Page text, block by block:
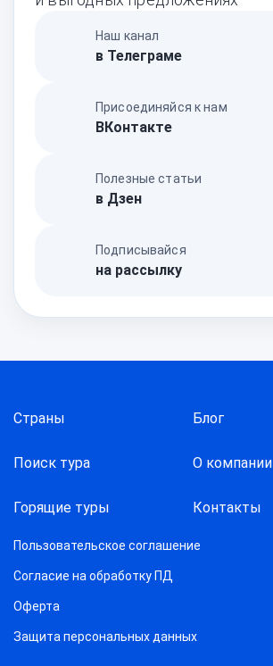
Наш канал
в Телеграме
Присоединяйся к нам
ВКонтакте
Полезные статьи
в Дзен
Подписывайся
на рассылку
Страны
Поиск тура
Горящие туры
Блог
О компании
Контакты
Пользовательское соглашение
Согласие на обработку ПД
Оферта
Защитa персональных данных